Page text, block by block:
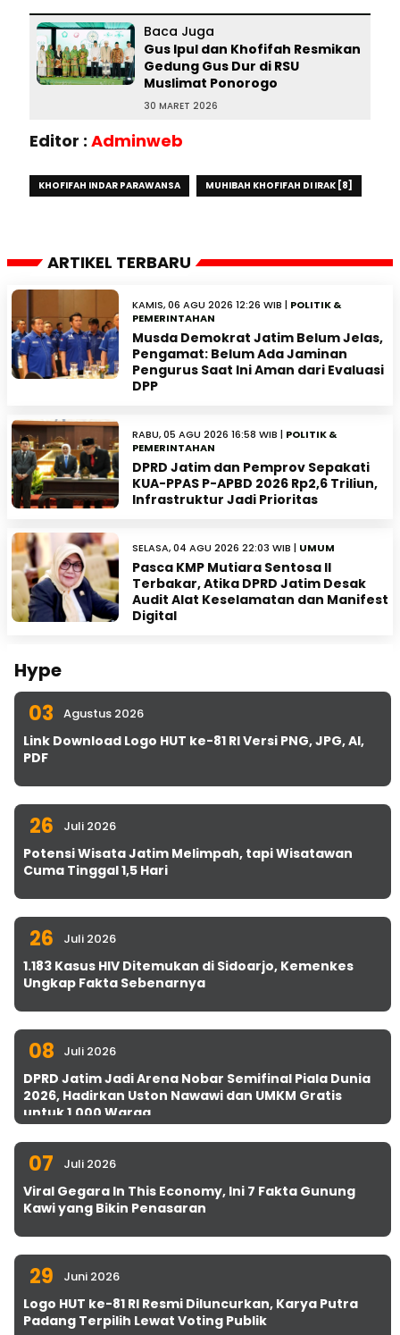
Baca Juga
Gus Ipul dan Khofifah Resmikan
Gedung Gus Dur di RSU
Muslimat Ponorogo
30 MARET 2026
Editor : Adminweb
KHOFIFAH INDAR PARAWANSA MUHIBAH KHOFIFAH DI IRAK [8]
ARTIKEL TERBARU
KAMIS, 06 AGU 2026 12:26 WIB | POLITIK &
PEMERINTAHAN
Musda Demokrat Jatim Belum Jelas,
Pengamat: Belum Ada Jaminan
Pengurus Saat Ini Aman dari Evaluasi
DPP
RABU, 05 AGU 2026 16:58 WIB | POLITIK &
PEMERINTAHAN
DPRD Jatim dan Pemprov Sepakati
KUA-PPAS P-APBD 2026 Rp2,6 Triliun,
Infrastruktur Jadi Prioritas
SELASA, 04 AGU 2026 22:03 WIB | UMUM
Pasca KMP Mutiara Sentosa II
Terbakar, Atika DPRD Jatim Desak
Audit Alat Keselamatan dan Manifest
Digital
Hype
03 Agustus 2026
Link Download Logo HUT ke-81 RI Versi PNG, JPG, AI,
PDF
26 Juli 2026
Potensi Wisata Jatim Melimpah, tapi Wisatawan
Cuma Tinggal 1,5 Hari
26 Juli 2026
1.183 Kasus HIV Ditemukan di Sidoarjo, Kemenkes
Ungkap Fakta Sebenarnya
08 Juli 2026
DPRD Jatim Jadi Arena Nobar Semifinal Piala Dunia
2026, Hadirkan Uston Nawawi dan UMKM Gratis
untuk 1.000 Warga
07 Juli 2026
Viral Gegara In This Economy, Ini 7 Fakta Gunung
Kawi yang Bikin Penasaran
29 Juni 2026
Logo HUT ke-81 RI Resmi Diluncurkan, Karya Putra
Padang Terpilih Lewat Voting Publik